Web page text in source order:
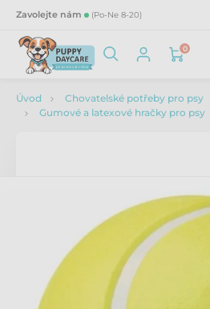
Zavolejte nám (Po-Ne 8-20)
0
Úvod Chovatelské potřeby pro psy
Gumové a latexové hračky pro psy